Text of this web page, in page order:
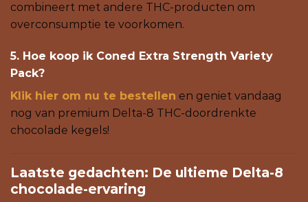
combineert met andere THC-producten om
overconsumptie te voorkomen.
5. Hoe koop ik Coned Extra Strength Variety
Pack?
Klik hier om nu te bestellen en geniet vandaag
nog van premium Delta-8 THC-doordrenkte
chocolade kegels!
Laatste gedachten: De ultieme Delta-8
chocolade-ervaring